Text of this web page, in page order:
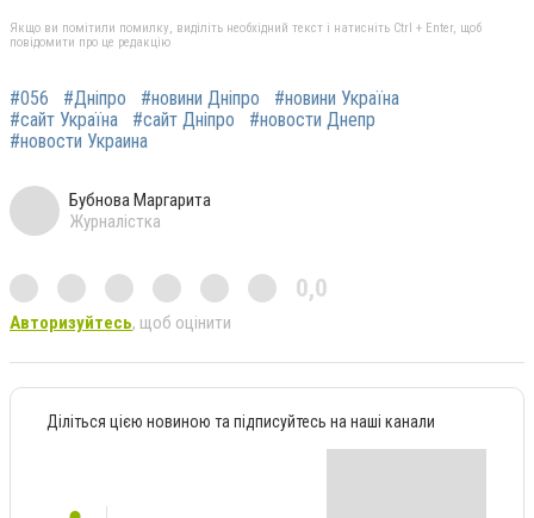
Якщо ви помітили помилку, виділіть необхідний текст і натисніть Ctrl + Enter, щоб
повідомити про це редакцію
#056 #Дніпро #новини Дніпро
#новини Україна
#сайт Україна
#сайт Дніпро
#новости Днепр
#новости Украина
Бубнова Маргарита
Журналістка
0,0
Авторизуйтесь, щоб оцінити
Діліться цією новиною та підписуйтесь на наші канали